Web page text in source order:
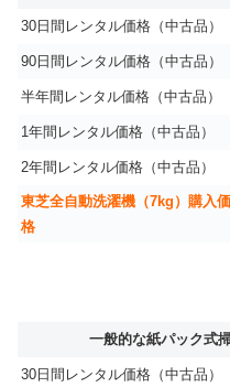
30日間レンタル価格（中古品）
90日間レンタル価格（中古品）
半年間レンタル価格（中古品）
1年間レンタル価格（中古品）
2年間レンタル価格（中古品）
東芝全自動洗濯機（7kg）購入価
格
一般的な紙パック式
30日間レンタル価格（中古品）